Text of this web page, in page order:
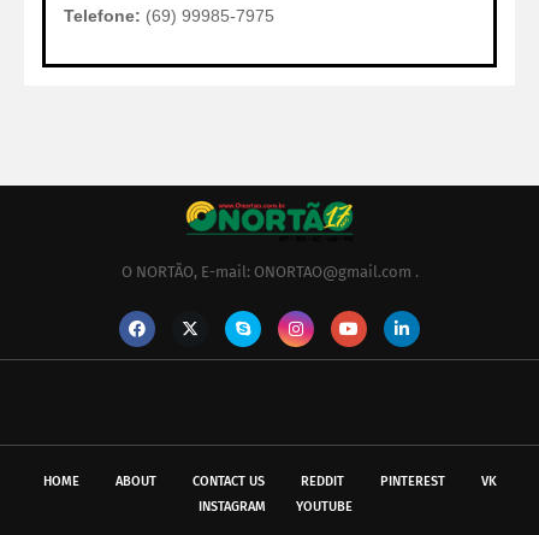
Telefone: (69) 99985-7975
O NORTÃO, E-mail: ONORTAO@gmail.com .
HOME ABOUT CONTACT US REDDIT PINTEREST
VK
INSTAGRAM
YOUTUBE